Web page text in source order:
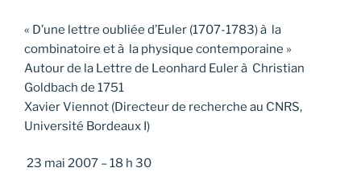
« D’une lettre oubliée d’Euler (1707-1783) à la
combinatoire et à la physique contemporaine »
Autour de la Lettre de Leonhard Euler à Christian
Goldbach de 1751
Xavier Viennot (Directeur de recherche au CNRS,
Université Bordeaux I)
23 mai 2007 – 18 h 30